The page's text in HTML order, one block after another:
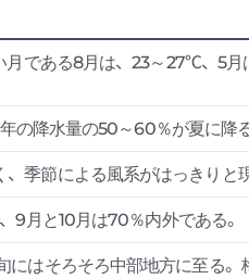
である8月は、23～27℃、5月
の降水量の50～60％が夏に降る
季節による風系がはっきりと
9月と10月は70％内外である。
はそろそろ中部地方に至る。